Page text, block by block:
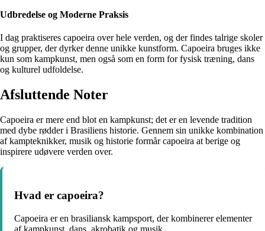
Udbredelse og Moderne Praksis
I dag praktiseres capoeira over hele verden, og der findes talrige skoler
og grupper, der dyrker denne unikke kunstform. Capoeira bruges ikke
kun som kampkunst, men også som en form for fysisk træning, dans
og kulturel udfoldelse.
Afsluttende Noter
Capoeira er mere end blot en kampkunst; det er en levende tradition
med dybe rødder i Brasiliens historie. Gennem sin unikke kombination
af kampteknikker, musik og historie formår capoeira at berige og
inspirere udøvere verden over.
Hvad er capoeira?
Capoeira er en brasiliansk kampsport, der kombinerer elementer